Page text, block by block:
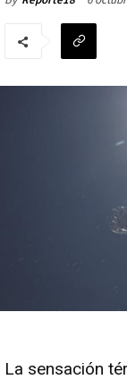
La sensación